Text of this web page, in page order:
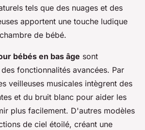
tels que des nuages et des
apportent une touche ludique
de bébé.
bébés en bas âge sont
fonctionnalités avancées. Par
veilleuses musicales intègrent des
et du bruit blanc pour aider les
plus facilement. D'autres modèles
de ciel étoilé, créant une